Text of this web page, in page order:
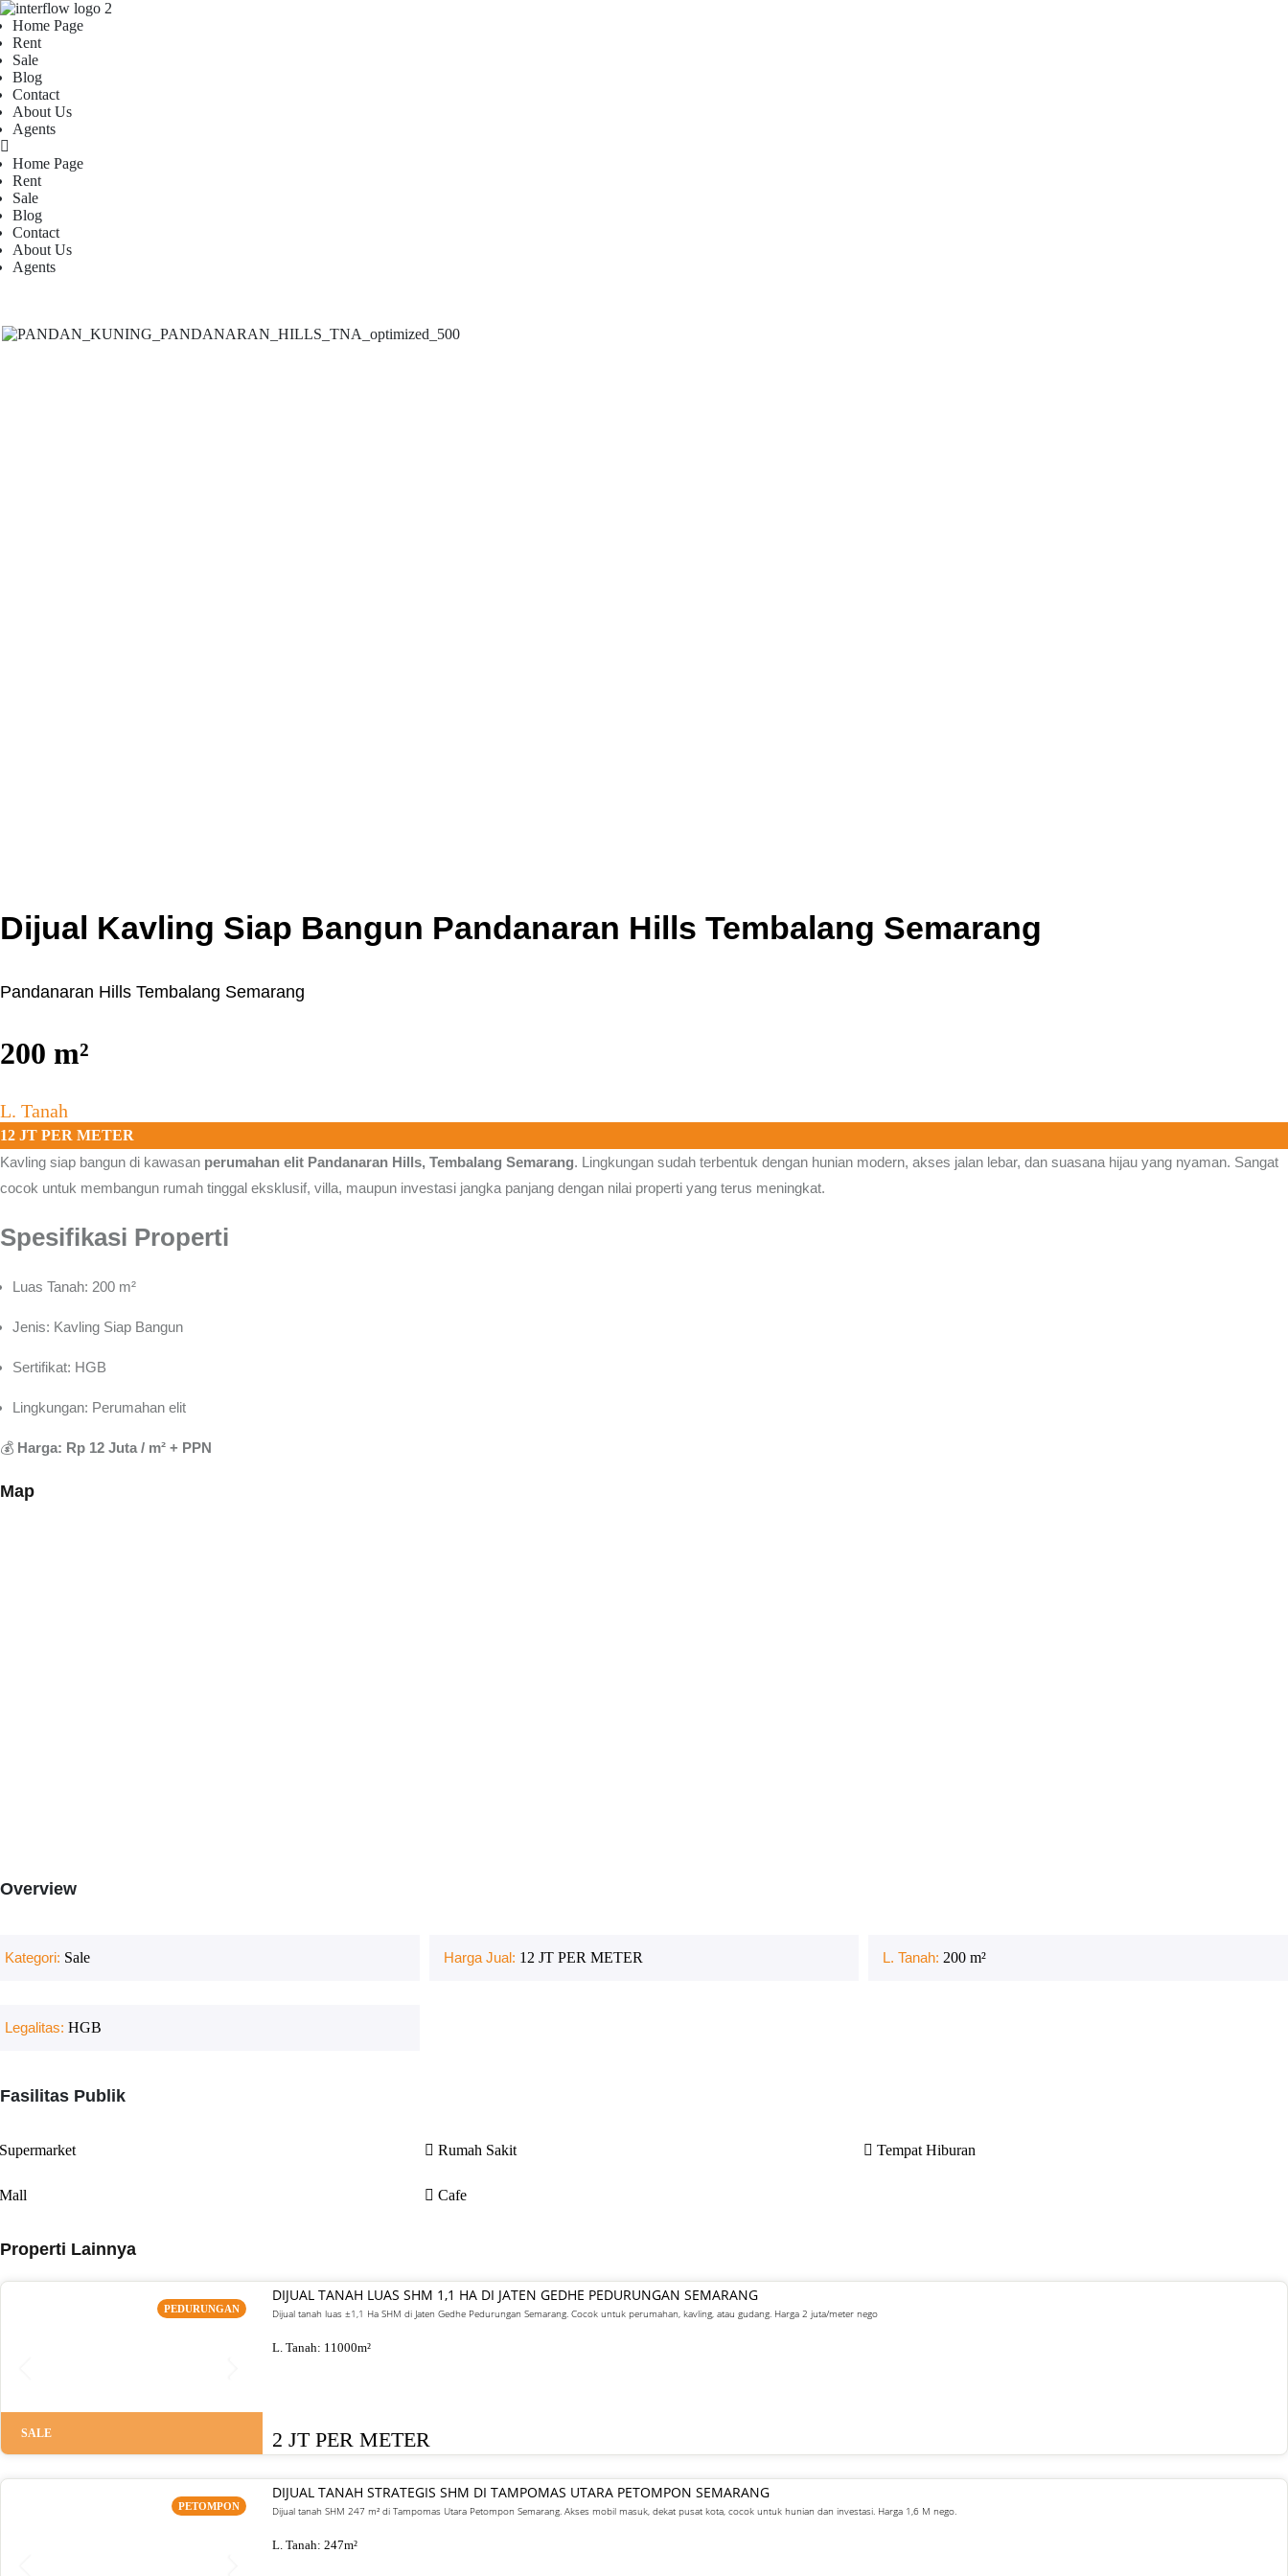
Home Page
Rent
Sale
Blog
Contact
About Us
Agents
Home Page
Rent
Sale
Blog
Contact
About Us
Agents
Dijual Kavling Siap Bangun Pandanaran Hills Tembalang Semarang
Pandanaran Hills Tembalang Semarang
200 m²
L. Tanah
12 JT PER METER
Kavling siap bangun di kawasan perumahan elit Pandanaran Hills, Tembalang Semarang. Lingkungan sudah terbentuk dengan hunian modern, akses jalan lebar, dan suasana hijau yang nyaman. Sangat
cocok untuk membangun rumah tinggal eksklusif, villa, maupun investasi jangka panjang dengan nilai properti yang terus meningkat.
Spesifikasi Properti
Luas Tanah: 200 m²
Jenis: Kavling Siap Bangun
Sertifikat: HGB
Lingkungan: Perumahan elit
💰 Harga: Rp 12 Juta / m² + PPN
Map
Overview
Kategori: Sale Harga Jual: 12 JT PER METER L. Tanah: 200 m²
Legalitas: HGB
Fasilitas Publik
Supermarket Rumah Sakit Tempat Hiburan
Mall Cafe
Properti Lainnya
PEDURUNGAN
SALE
DIJUAL TANAH LUAS SHM 1,1 HA DI JATEN GEDHE PEDURUNGAN SEMARANG
Dijual tanah luas ±1,1 Ha SHM di Jaten Gedhe Pedurungan Semarang. Cocok untuk perumahan, kavling, atau gudang. Harga 2 juta/meter nego
L. Tanah: 11000m²
2 JT PER METER
PETOMPON
DIJUAL TANAH STRATEGIS SHM DI TAMPOMAS UTARA PETOMPON SEMARANG
Dijual tanah SHM 247 m² di Tampomas Utara Petompon Semarang. Akses mobil masuk, dekat pusat kota, cocok untuk hunian dan investasi. Harga 1,6 M nego.
L. Tanah: 247m²